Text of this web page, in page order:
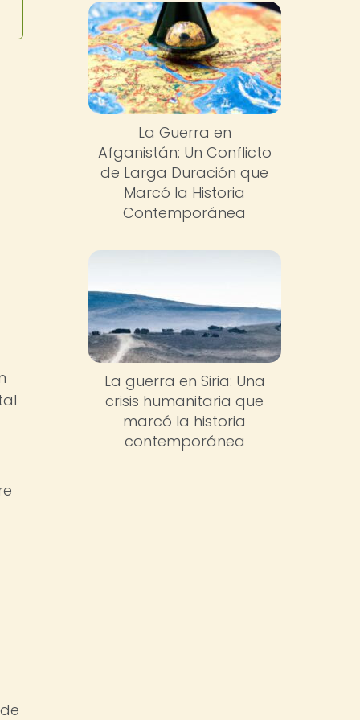
La Guerra en
Afganistán: Un Conflicto
de Larga Duración que
Marcó la Historia
Contemporánea
La guerra en Siria: Una
crisis humanitaria que
marcó la historia
contemporánea